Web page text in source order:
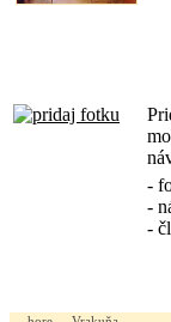
-
-
-